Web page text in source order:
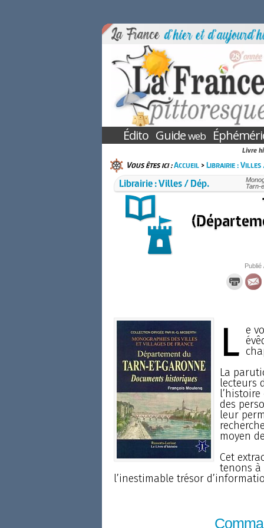
Édito Guideweb
Livre
Vous êtes ici :Accueil>Librairie : Villes
Librairie : Villes / Dép.
Tarn-
L e
La
lecteurs
des
leur
moyen
Cet
tenons à
l’inestimable trésor